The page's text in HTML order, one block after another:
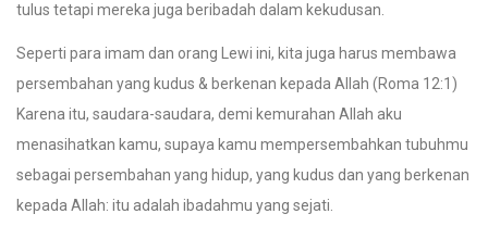
tulus tetapi mereka juga beribadah dalam kekudusan.
Seperti para imam dan orang Lewi ini, kita juga harus membawa
persembahan yang kudus & berkenan kepada Allah (Roma 12:1)
Karena itu, saudara-saudara, demi kemurahan Allah aku
menasihatkan kamu, supaya kamu mempersembahkan tubuhmu
sebagai persembahan yang hidup, yang kudus dan yang berkenan
kepada Allah: itu adalah ibadahmu yang sejati.